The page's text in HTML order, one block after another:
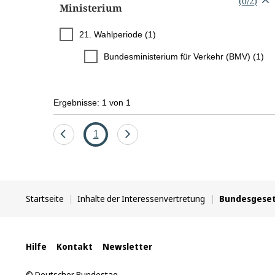
Ministerium
21. Wahlperiode (1)
Bundesministerium für Verkehr (BMV) (1)
Ergebnisse: 1 von 1
Eine
Seite
1
Eine
befinden
Startseite Inhalte der Interessenvertretung
Interne
Hilfe Kontakt Newsletter